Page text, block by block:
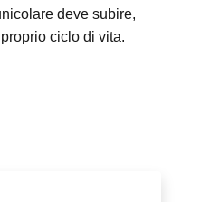
deve subire,
ciclo di vita.